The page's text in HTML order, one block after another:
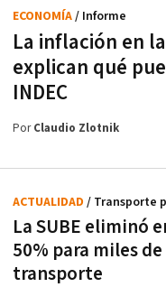
La inflación en
explican qué
INDEC
ECONOMÍA/ Informe
PorClaudio Zlotnik
La SUBE eliminó
50% para miles
transporte
ACTUALIDAD / Transporte